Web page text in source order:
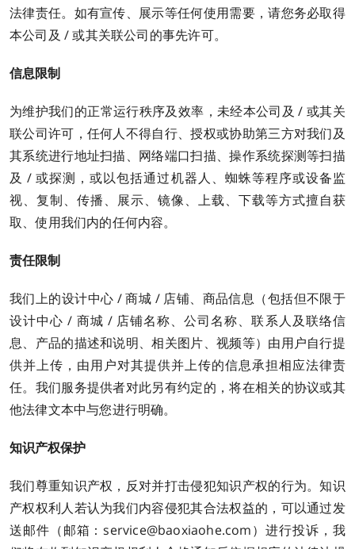
法律责任。如有宣传、展示等任何使用需要，请您务必取得
本公司及 / 或其关联公司的事先许可。
信息限制
为维护我们的正常运行秩序及效率，未经本公司及 / 或其关
联公司许可，任何人不得自行、授权或协助第三方对我们及
其系统进行地址扫描、网络端口扫描、操作系统探测等扫描
及 / 或探测，或以包括通过机器人、蜘蛛等程序或设备监
视、复制、传播、展示、镜像、上载、下载等方式擅自获
取、使用我们内的任何内容。
责任限制
我们上的设计中心 / 商城 / 店铺、商品信息（包括但不限于
设计中心 / 商城 / 店铺名称、公司名称、联系人及联络信
息、产品的描述和说明、相关图片、视频等）由用户自行提
供并上传，由用户对其提供并上传的信息承担相应法律责
任。我们服务提供者对此另有约定的，将在相关的协议或其
他法律文本中与您进行明确。
知识产权保护
我们尊重知识产权，反对并打击侵犯知识产权的行为。知识
产权权利人若认为我们内容侵犯其合法权益的，可以通过发
送邮件（邮箱：service@baoxiaohe.com）进行投诉，我